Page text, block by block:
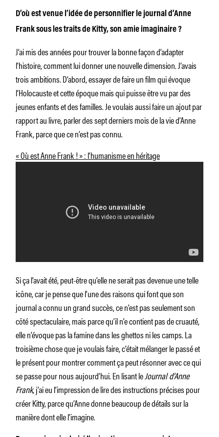
D’où est venue l’idée de personnifier le journal d’Anne
Frank sous les traits de Kitty, son amie imaginaire ?
J’ai mis des années pour trouver la bonne façon d’adapter
l’histoire, comment lui donner une nouvelle dimension. J’avais
trois ambitions. D’abord, essayer de faire un film qui évoque
l’Holocauste et cette époque mais qui puisse être vu par des
jeunes enfants et des familles. Je voulais aussi faire un ajout par
rapport au livre, parler des sept derniers mois de la vie d’Anne
Frank, parce que ce n’est pas connu.
« Où est Anne Frank ! » : l’humanisme en héritage
Si ça l’avait été, peut-être qu’elle ne serait pas devenue une telle
icône, car je pense que l’une des raisons qui font que son
journal a connu un grand succès, ce n’est pas seulement son
côté spectaculaire, mais parce qu’il n’e contient pas de cruauté,
elle n’évoque pas la famine dans les ghettos ni les camps. La
troisième chose que je voulais faire, c’était mélanger le passé et
le présent pour montrer comment ça peut résonner avec ce qui
se passe pour nous aujourd’hui. En lisant leJournal d’Anne
Frank, j’ai eu l’impression de lire des instructions précises pour
créer Kitty, parce qu’Anne donne beaucoup de détails sur la
manière dont elle l’imagine.